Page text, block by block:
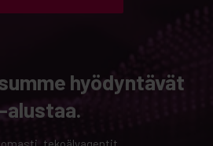
hyödyntävät
alustaa.